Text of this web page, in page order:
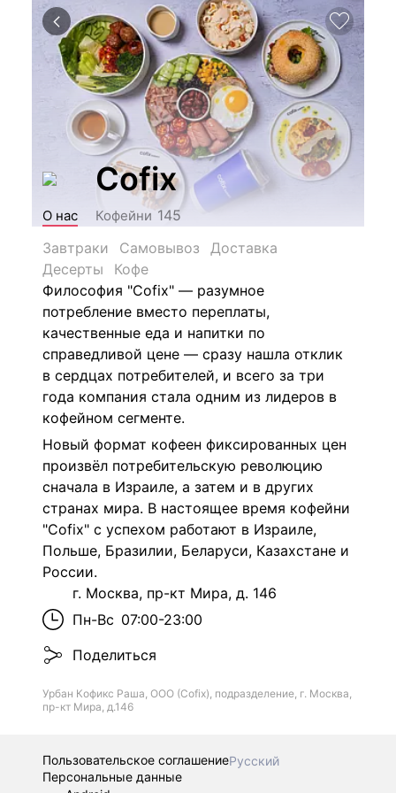
Cofix
О нас Кофейни 145
Завтраки
Самовывоз
Доставка
Десерты
Кофе
Философия "Cofix" — разумное
потребление вместо переплаты,
качественные еда и напитки по
справедливой цене — сразу нашла отклик
в сердцах потребителей, и всего за три
года компания стала одним из лидеров в
кофейном сегменте.
Новый формат кофеен фиксированных цен
произвёл потребительскую революцию
сначала в Израиле, а затем и в других
странах мира. В настоящее время кофейни
"Cofix" с успехом работают в Израиле,
Польше, Бразилии, Беларуси, Казахстане и
России.
г. Москва, пр-кт Мира, д. 146
Пн-Вс 07:00-23:00
Поделиться
Урбан Кофикс Раша, ООО (Cofix), подразделение, г. Москва,
пр-кт Мира, д.146
Пользовательское соглашениеРусский
Персональные данные